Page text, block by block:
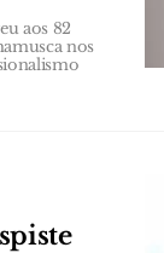
aos 82
nos